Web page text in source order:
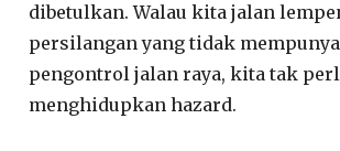
dibetulkan. Walau kita jalan
persilangan yang tidak
pengontrol jalan raya, kita tak
menghidupkan hazard.